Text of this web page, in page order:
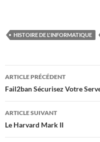
HISTOIRE DE L'INFORMATIQUE
Navigation
des
articles
ARTICLE PRÉCÉDENT
Fail2ban Sécurisez Votre
ARTICLE SUIVANT
Le Harvard Mark II